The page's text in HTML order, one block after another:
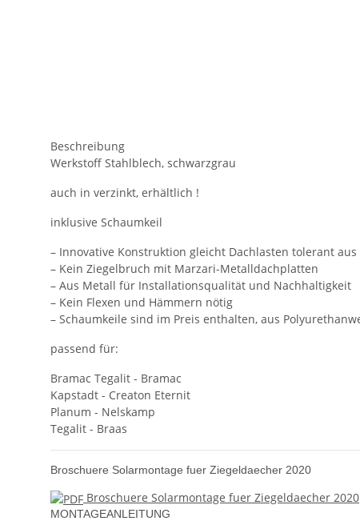
Beschreibung
Werkstoff Stahlblech, schwarzgrau
auch in verzinkt, erhältlich !
inklusive Schaumkeil
– Innovative Konstruktion gleicht Dachlasten tolerant aus
– Kein Ziegelbruch mit Marzari-Metalldachplatten
– Aus Metall für Installationsqualität und Nachhaltigkeit
– Kein Flexen und Hämmern nötig
– Schaumkeile sind im Preis enthalten, aus
passend für:
Bramac Tegalit - Bramac
Kapstadt - Creaton Eternit
Planum - Nelskamp
Tegalit - Braas
Broschuere Solarmontage fuer Ziegeldaecher 2020
Broschuere Solarmontage fuer Ziegeldaecher 2020
MONTAGEANLEITUNG